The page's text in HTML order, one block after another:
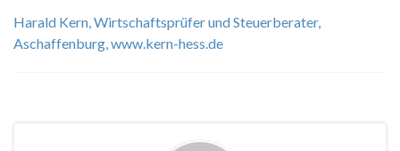
Harald Kern, Wirtschaftsprüfer und Steuerberater,
Aschaffenburg, www.kern-hess.de